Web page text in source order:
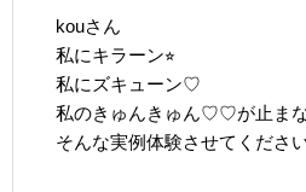
kouさん
私にキラーン⭐︎
私にズキューン♡
私のきゅんきゅん♡♡が止ま
そんな実例体験させてくださ